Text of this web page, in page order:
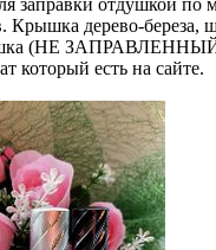
Крышка дерево-береза,
(НЕ
который есть на сайте.